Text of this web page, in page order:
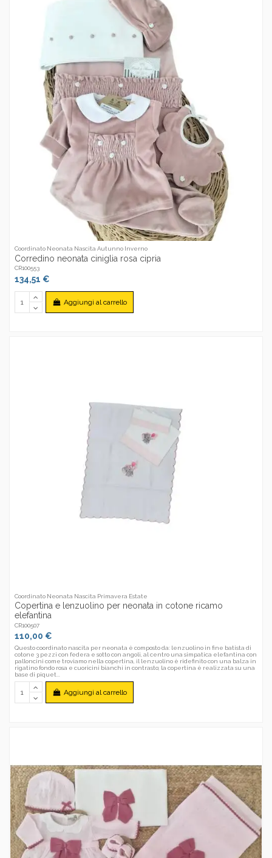
Coordinato Neonata Nascita Autunno Inverno
Corredino neonata ciniglia rosa cipria
CR100553
134,51 €
Aggiungi al carrello
Coordinato Neonata Nascita Primavera Estate
Copertina e lenzuolino per neonata in cotone ricamo
elefantina
CR100507
110,00 €
Questo coordinato nascita per neonata è composto da: lenzuolino in fine batista di
cotone 3 pezzi con federa e sotto con angoli, al centro una simpatica elefantina con
palloncini come troviamo nella copertina, il lenzuolino è ridefinito con una balza in
rigatino fondo rosa e cuoricini bianchi in contrasto; la copertina è realizzata su una
base di piquet...
Aggiungi al carrello